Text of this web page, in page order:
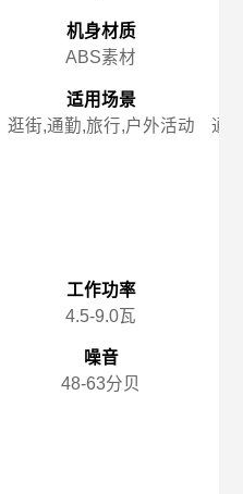
机身材质
ABS素材
适用场景
逛街,通勤,旅行,户外活动
工作功率
4.5-9.0瓦
噪音
48-63分贝
通